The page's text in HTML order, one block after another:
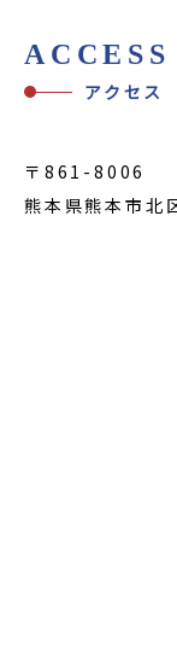
ACCESS
アクセス
〒861-8006
熊本県熊本市